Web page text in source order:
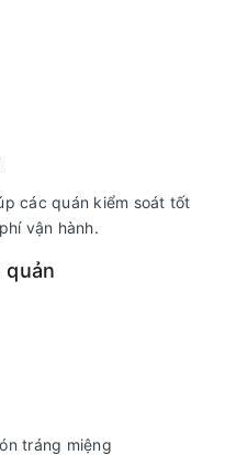
các quán kiểm soát tốt
vận hành.
quản
tráng miệng